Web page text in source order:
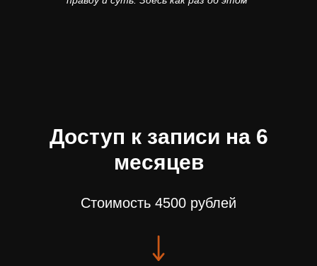
Доступ к записи на 6
месяцев
Стоимость 4500 рублей